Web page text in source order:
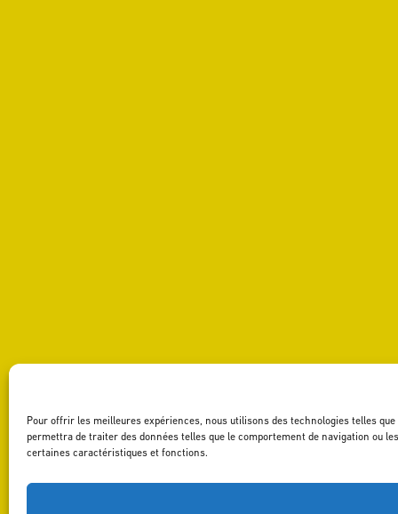
Pour offrir les meilleures expériences, nous utilisons des technologies telles
permettra de traiter des données telles que le comportement de navigation ou
certaines caractéristiques et fonctions.